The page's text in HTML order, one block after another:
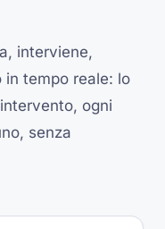
interviene,
in tempo reale: lo
ogni
senza